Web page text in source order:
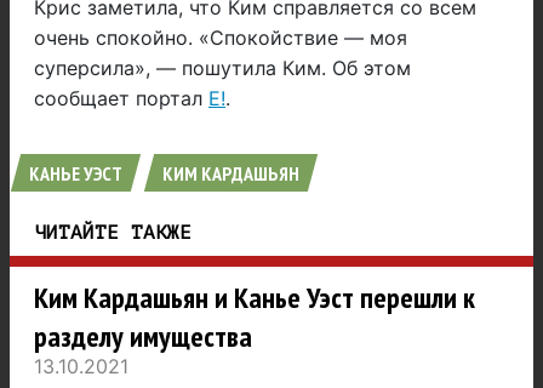
Крис заметила, что Ким справляется со всем
очень спокойно. «Спокойствие — моя
суперсила», — пошутила Ким. Об этом
сообщает портал E!.
КАНЬЕ УЭСТ КИМ КАРДАШЬЯН
ЧИТАЙТЕ ТАКЖЕ
Ким Кардашьян и Канье Уэст перешли к
разделу имущества
13.10.2021